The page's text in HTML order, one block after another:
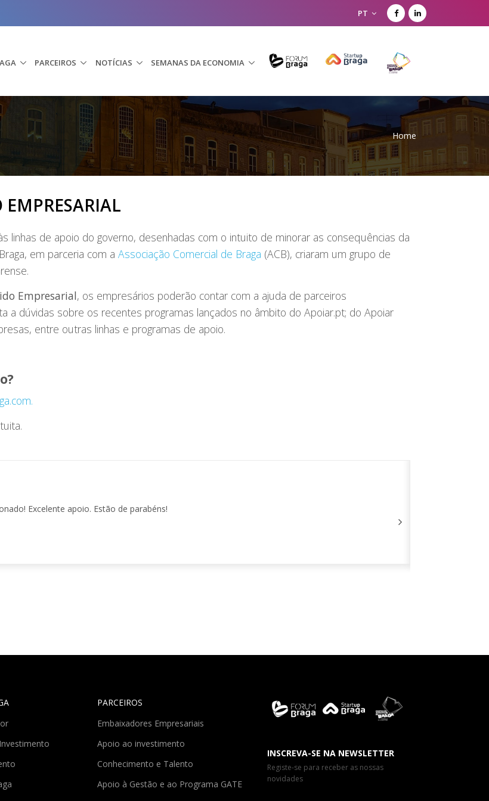
PT
PARCEIROS NOTÍCIAS SEMANAS DA ECONOMIA
Home
linhas de apoio do governo, desenhadas com o intuito de minorar as consequências da
em parceria com a Associação Comercial de Braga (ACB), criaram um grupo de
Empresarial, os empresários poderão contar com a ajuda de parceiros
a dúvidas sobre os recentes programas lançados no âmbito do Apoiar.pt; do Apoiar
entre outras linhas e programas de apoio.
Excelente apoio. Estão de parabéns!
PARCEIROS
Embaixadores Empresariais
Apoio ao investimento
Conhecimento e Talento
Apoio à Gestão e ao Programa GATE
INSCREVA-SE NA NEWSLETTER
Registe-se para receber as nossas
novidades